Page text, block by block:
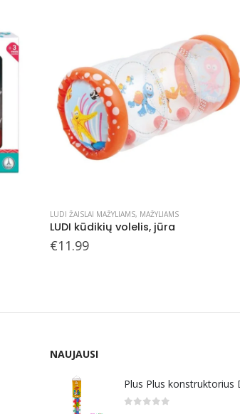
LUDI ŽAISLAI MAŽYLIAMS, MAŽYLIAMS
LUDI kūdikių volelis, jūra
€11.99
NAUJAUSI
Plus Plus konstruktorius